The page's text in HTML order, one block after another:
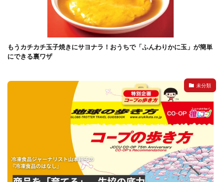
もうカチカチ玉子焼きにサヨナラ！おうちで「ふんわりかに玉」が簡単
にできる裏ワザ
未分類